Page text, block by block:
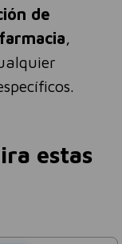
de
,
estas